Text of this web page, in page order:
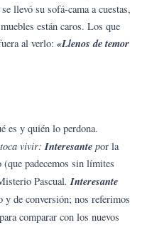
llevó su sofá-cama a cuestas,
están caros. Los que
al verlo: «Llenos de temor
es y quién lo perdona.
vivir: Interesante por la
padecemos sin límites
Pascual. Interesante
y de conversión; nos referimos
para comparar con los nuevos